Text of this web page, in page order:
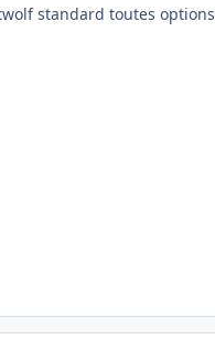
standard toutes options